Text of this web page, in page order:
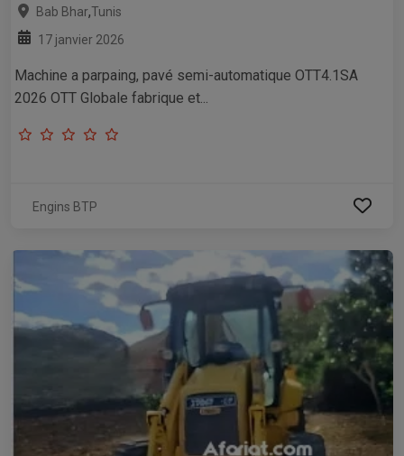
Bab Bhar,Tunis
17 janvier 2026
Machine a parpaing, pavé semi-automatique OTT4.1SA
2026 OTT Globale fabrique et...
Engins BTP